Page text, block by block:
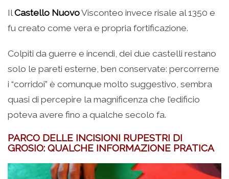
Il Castello NuovoVisconteo invece risale al 1350 e
fu creato come vera e propria fortificazione.
Colpiti da guerre e incendi, dei due castelli restano
solo le pareti esterne, ben conservate: percorrerne
i “corridoi” è comunque molto suggestivo, sembra
quasi di percepire la magnificenza che l’edificio
poteva avere fino a qualche secolo fa.
PARCO DELLE INCISIONI RUPESTRI DI
GROSIO: QUALCHE INFORMAZIONE PRATICA